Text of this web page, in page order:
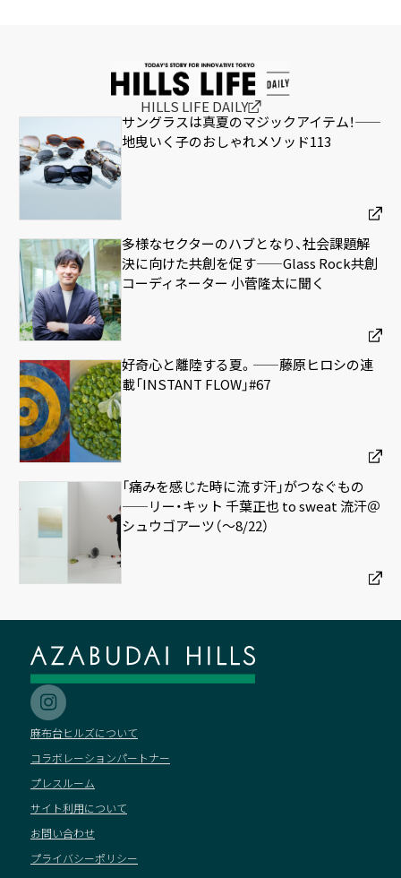
HILLS LIFE DAILY
サングラスは真夏のマジックアイテム！——
地曳いく子のおしゃれメソッド113
多様なセクターのハブとなり、社会課題解
決に向けた共創を促す——Glass Rock共創
コーディネーター 小菅隆太に聞く
好奇心と離陸する夏。——藤原ヒロシの連
載「INSTANT FLOW」#67
「痛みを感じた時に流す汗」がつなぐもの
——リー・キット 千葉正也 to sweat 流汗＠
シュウゴアーツ（〜8/22）
麻布台ヒルズについて
コラボレーションパートナー
プレスルーム
サイト利用について
お問い合わせ
プライバシーポリシー